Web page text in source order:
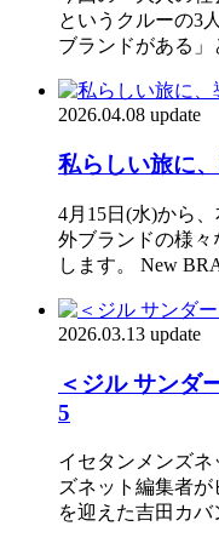
というクルーの3
ブランドがある
2026.04.08 update
私らしい旅に
4月15日(水)から
外ブランドの様
します。 New
2026.03.13 update
＜ジル サンダ
5
イセタンメンズ
ズネット編集者
を迎えた吉田カ